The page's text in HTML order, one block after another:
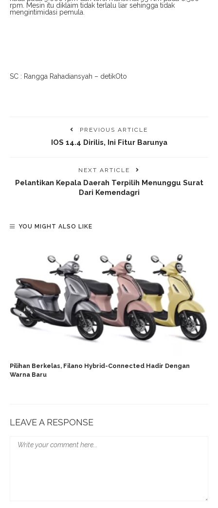
rpm. Mesin itu diklaim tidak terlalu liar sehingga tidak
mengintimidasi pemula.
SC : Rangga Rahadiansyah – detikOto
PREVIOUS ARTICLE
IOS 14.4 Dirilis, Ini Fitur Barunya
NEXT ARTICLE
Pelantikan Kepala Daerah Terpilih Menunggu Surat
Dari Kemendagri
YOU MIGHT ALSO LIKE
Pilihan Berkelas, Filano Hybrid-Connected Hadir Dengan
Warna Baru
LEAVE A RESPONSE